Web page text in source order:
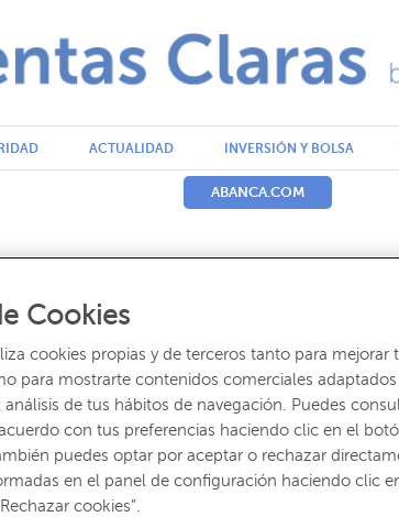
ACTUALIDAD INVERSIÓN Y BOLSA
ABANCA.COM
mercados
Redacción ABANCA
Cookies
cookies propias y de terceros tanto para mejorar
para mostrarte contenidos comerciales adaptados
análisis de tus hábitos de navegación. Puedes
con tus preferencias haciendo clic en el
puedes optar por aceptar o rechazar
en el panel de configuración haciendo clic
cookies”.